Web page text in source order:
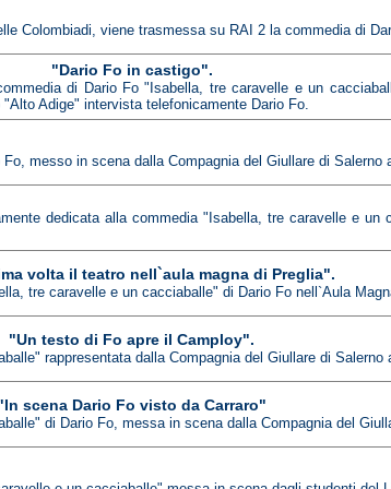
Colombiadi, viene trasmessa su RAI 2 la commedia di
"Dario Fo in castigo".
di Dario Fo "Isabella, tre caravelle e un
Adige" intervista telefonicamente Dario Fo.
messo in scena dalla Compagnia del Giullare di Salerno
dedicata alla commedia "Isabella, tre caravelle e
volta il teatro nell`aula magna di Preglia".
tre caravelle e un cacciaballe" di Dario Fo nell`Aula
"Un testo di Fo apre il Camploy".
rappresentata dalla Compagnia del Giullare di Salerno
scena Dario Fo visto da Carraro"
di Dario Fo, messa in scena dalla Compagnia del